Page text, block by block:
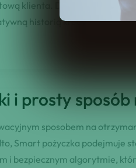
klienta. Decyzja o
historią kredytową
i prosty
sposobem na
Smart pożyczka podejmuje
i bezpiecznym algorytmie,